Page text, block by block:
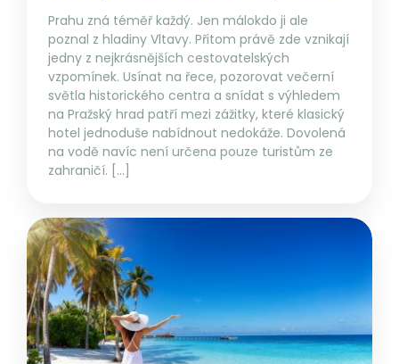
Prahu zná téměř každý. Jen málokdo ji ale
poznal z hladiny Vltavy. Přitom právě zde vznikají
jedny z nejkrásnějších cestovatelských
vzpomínek. Usínat na řece, pozorovat večerní
světla historického centra a snídat s výhledem
na Pražský hrad patří mezi zážitky, které klasický
hotel jednoduše nabídnout nedokáže. Dovolená
na vodě navíc není určena pouze turistům ze
zahraničí. […]